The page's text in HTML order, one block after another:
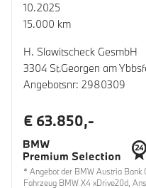
10.2025
15.000 km
H. Slawitscheck GesmbH
3304 St.Georgen am
Angebotsnr: 2980309
€ 63.850,-
* Angebot der BMW Austria Bank
Fahrzeug BMW X4 xDrive20d,